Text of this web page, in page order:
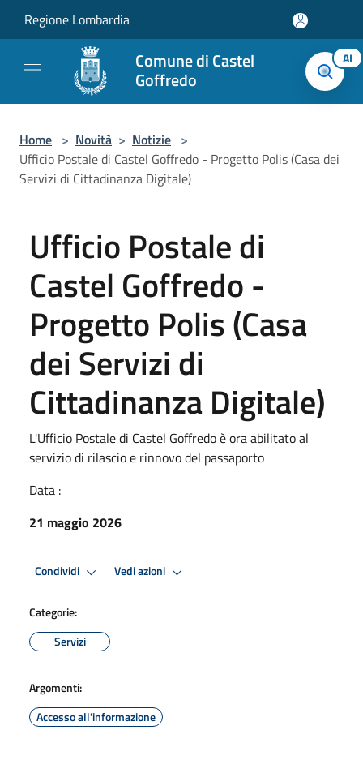
Regione Lombardia
Comune di Castel
Goffredo
AI
Home > Novità > Notizie >
Ufficio Postale di Castel Goffredo - Progetto Polis (Casa dei
Servizi di Cittadinanza Digitale)
Ufficio Postale di
Castel Goffredo -
Progetto Polis (Casa
dei Servizi di
Cittadinanza Digitale)
L'Ufficio Postale di Castel Goffredo è ora abilitato al
servizio di rilascio e rinnovo del passaporto
Data :
21 maggio 2026
Condividi Vedi azioni
Categorie:
Servizi
Argomenti:
Accesso all'informazione